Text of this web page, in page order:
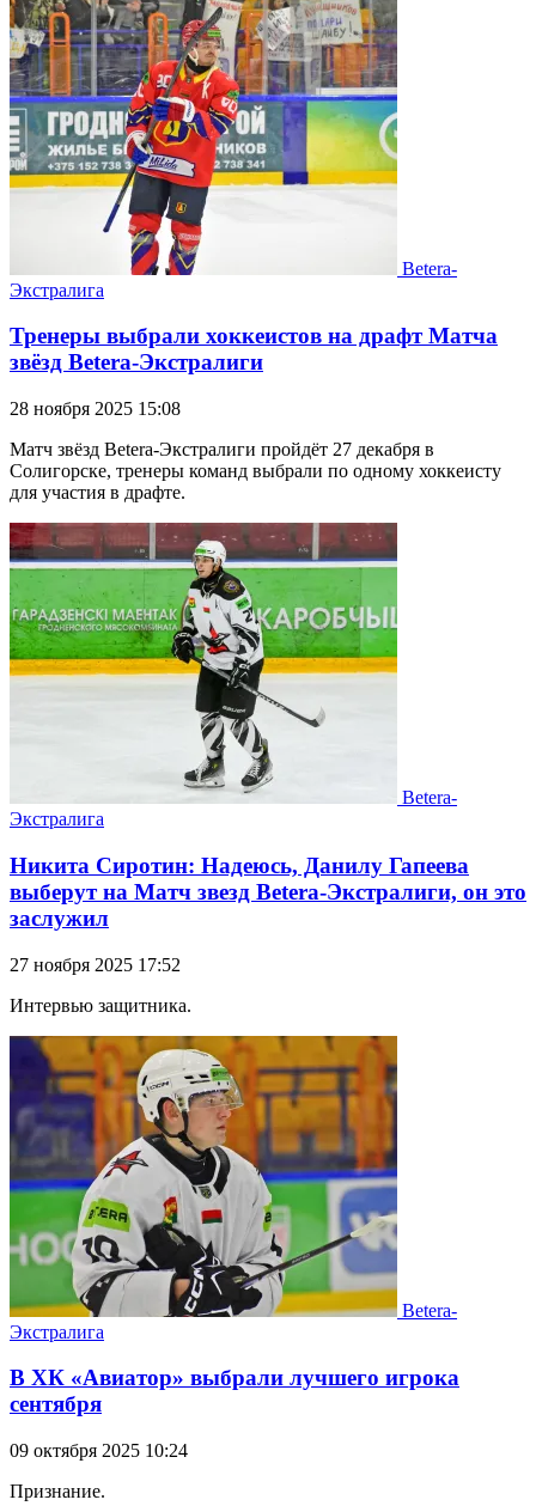
Betera-
Экстралига
Тренеры выбрали хоккеистов на драфт Матча
звёзд Betera-Экстралиги
28 ноября 2025 15:08
Матч звёзд Betera-Экстралиги пройдёт 27 декабря в
Солигорске, тренеры команд выбрали по одному хоккеисту
для участия в драфте.
Betera-
Экстралига
Никита Сиротин: Надеюсь, Данилу Гапеева
выберут на Матч звезд Betera-Экстралиги, он это
заслужил
27 ноября 2025 17:52
Интервью защитника.
Betera-
Экстралига
В ХК «Авиатор» выбрали лучшего игрока
сентября
09 октября 2025 10:24
Признание.